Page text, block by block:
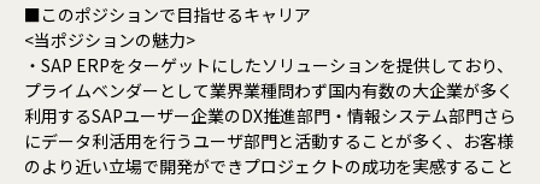
■このポジションで目指せるキャリア
<当ポジションの魅力>
・SAP ERPをターゲットにしたソリューションを提供しており、
プライムベンダーとして業界業種問わず国内有数の大企業が多く
利用するSAPユーザー企業のDX推進部門・情報システム部門さら
にデータ利活用を行うユーザ部門と活動することが多く、お客様
のより近い立場で開発ができプロジェクトの成功を実感すること